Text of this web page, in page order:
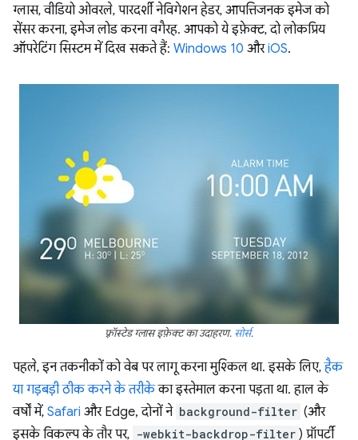
ग्लास, वीडियो ओवरले, पारदर्शी नेविगेशन हेडर, आपत्तिजनक इमेज को
सेंसर करना, इमेज लोड करना वगैरह. आपको ये इफ़ेक्ट, दो लोकप्रिय
ऑपरेटिंग सिस्टम में दिख सकते हैं: Windows 10 औरiOS.
फ़्रॉस्टेड ग्लास इफ़ेक्ट का उदाहरण. सोर्स.
पहले, इन तकनीकों को वेब पर लागू करना मुश्किल था. इसके लिए,हैक
या गड़बड़ी ठीक करने के तरीकेका इस्तेमाल करना पड़ता था. हाल के
वर्षों में, Safari और Edge, दोनों ने background-filter (और
इसके विकल्प के तौर पर, -webkit-backdrop-filter ) प्रॉपर्टी